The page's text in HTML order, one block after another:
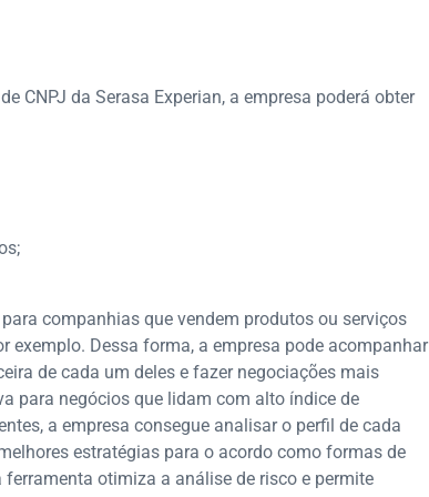
CNPJ da Serasa Experian, a empresa poderá obter
companhias que vendem produtos ou serviços
exemplo. Dessa forma, a empresa pode acompanhar
de cada um deles e fazer negociações mais
para negócios que lidam com alto índice de
a empresa consegue analisar o perfil de cada
estratégias para o acordo como formas de
otimiza a análise de risco e permite